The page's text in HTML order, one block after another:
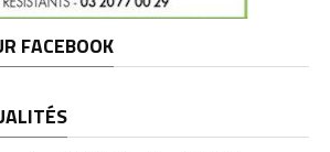
FACEBOOK